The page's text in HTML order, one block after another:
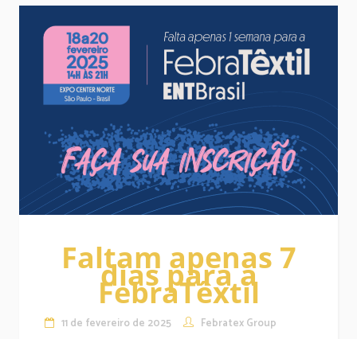
Faltam apenas 7
dias para a
FebraTêxtil
11 de fevereiro de 2025
Febratex Group